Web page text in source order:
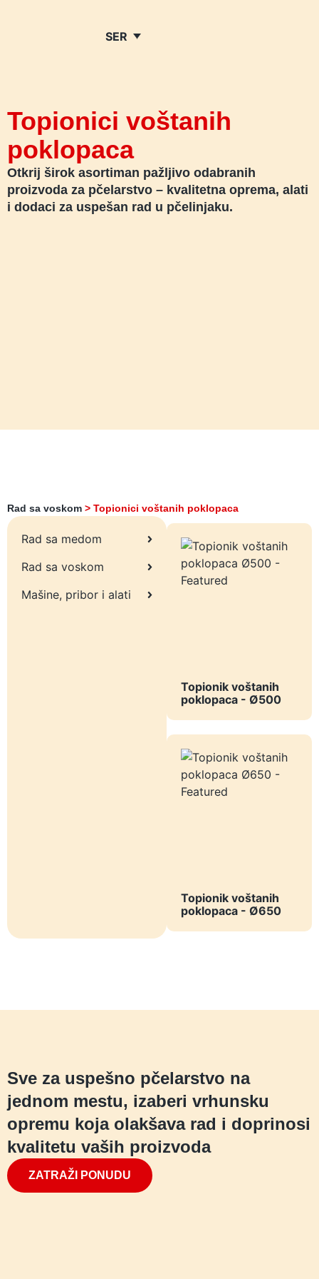
SER
Topionici voštanih
poklopaca
Otkrij širok asortiman pažljivo odabranih
proizvoda za pčelarstvo – kvalitetna oprema, alati
i dodaci za uspešan rad u pčelinjaku.
Rad sa voskom > Topionici voštanih poklopaca
Rad sa medom
Rad sa voskom
Mašine, pribor i alati
Topionik voštanih
poklopaca - Ø500
Topionik voštanih
poklopaca - Ø650
Sve za uspešno pčelarstvo na
jednom mestu, izaberi vrhunsku
opremu koja olakšava rad i doprinosi
kvalitetu vaših proizvoda
ZATRAŽI PONUDU